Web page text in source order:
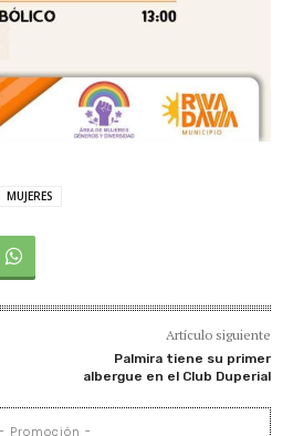
MUJERES
Artículo siguiente
Palmira tiene su primer
albergue en el Club Duperial
- Promoción -